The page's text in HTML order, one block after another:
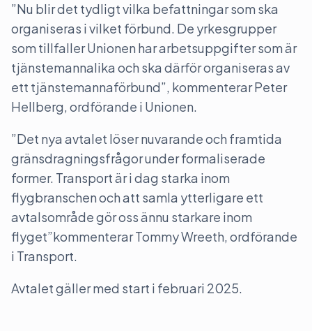
”Nu blir det tydligt vilka befattningar som ska
organiseras i vilket förbund. De yrkesgrupper
som tillfaller Unionen har arbetsuppgifter som är
tjänstemannalika och ska därför organiseras av
ett tjänstemannaförbund”, kommenterar Peter
Hellberg, ordförande i Unionen.
”Det nya avtalet löser nuvarande och framtida
gränsdragningsfrågor under formaliserade
former. Transport är i dag starka inom
flygbranschen och att samla ytterligare ett
avtalsområde gör oss ännu starkare inom
flyget”kommenterar Tommy Wreeth, ordförande
i Transport.
Avtalet gäller med start i februari 2025.